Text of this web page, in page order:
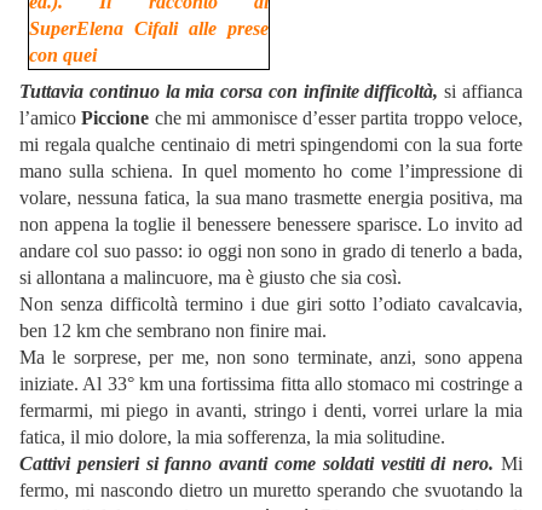
Tuttavia continuo la mia corsa con infinite difficoltà, si affianca
l’amicoPiccione che mi ammonisce d’esser partita troppo veloce,
mi regala qualche centinaio di metri spingendomi con la sua forte
mano sulla schiena. In quel momento ho come l’impressione di
volare, nessuna fatica, la sua mano trasmette energia positiva, ma
non appena la toglie il benessere benessere sparisce. Lo invito ad
andare col suo passo: io oggi non sono in grado di tenerlo a bada,
si allontana a malincuore, ma è giusto che sia così.
Non senza difficoltà termino i due giri sotto l’odiato cavalcavia,
ben 12 km che sembrano non finire mai.
Ma le sorprese, per me, non sono terminate, anzi, sono appena
iniziate. Al 33° km una fortissima fitta allo stomaco mi costringe a
fermarmi, mi piego in avanti, stringo i denti, vorrei urlare la mia
fatica, il mio dolore, la mia sofferenza, la mia solitudine.
Cattivi pensieri si fanno avanti come soldati vestiti di nero. Mi
fermo, mi nascondo dietro un muretto sperando che svuotando la